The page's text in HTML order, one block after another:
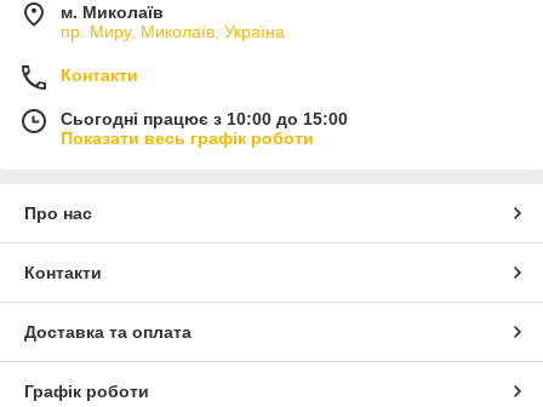
м. Миколаїв
пр. Миру, Миколаїв, Україна
Контакти
Сьогодні працює з 10:00 до 15:00
Показати весь графік роботи
Про нас
Контакти
Доставка та оплата
Графік роботи